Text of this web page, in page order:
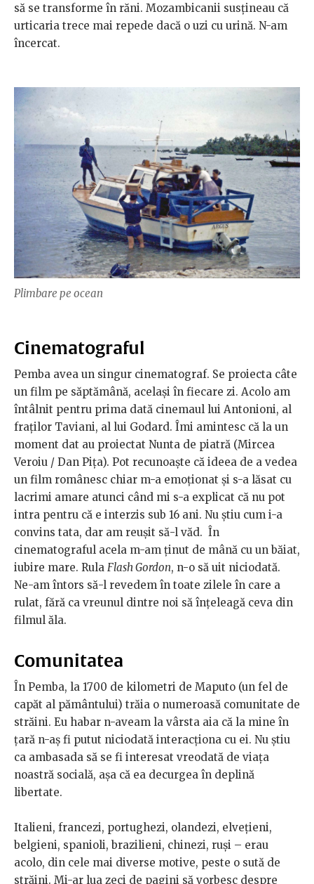
să se transforme în răni. Mozambicanii susţineau că
urticaria trece mai repede dacă o uzi cu urină. N-am
încercat.
Plimbare pe ocean
Cinematograful
Pemba avea un singur cinematograf. Se proiecta câte
un film pe săptămână, acelaşi în fiecare zi. Acolo am
întâlnit pentru prima dată cinemaul lui Antonioni, al
fraţilor Taviani, al lui Godard. Îmi amintesc că la un
moment dat au proiectat Nunta de piatră (Mircea
Veroiu / Dan Piţa). Pot recunoaşte că ideea de a vedea
un film românesc chiar m-a emoţionat şi s-a lăsat cu
lacrimi amare atunci când mi s-a explicat că nu pot
intra pentru că e interzis sub 16 ani. Nu ştiu cum i-a
convins tata, dar am reuşit să-l văd. În
cinematograful acela m-am ţinut de mână cu un băiat,
iubire mare. Rula Flash Gordon, n-o să uit niciodată.
Ne-am întors să-l revedem în toate zilele în care a
rulat, fără ca vreunul dintre noi să înţeleagă ceva din
filmul ăla.
Comunitatea
În Pemba, la 1700 de kilometri de Maputo (un fel de
capăt al pământului) trăia o numeroasă comunitate de
străini. Eu habar n-aveam la vârsta aia că la mine în
ţară n-aş fi putut niciodată interacţiona cu ei. Nu ştiu
ca ambasada să se fi interesat vreodată de viaţa
noastră socială, aşa că ea decurgea în deplină
libertate.
Italieni, francezi, portughezi, olandezi, elveţieni,
belgieni, spanioli, brazilieni, chinezi, ruşi – erau
acolo, din cele mai diverse motive, peste o sută de
străini. Mi-ar lua zeci de pagini să vorbesc despre